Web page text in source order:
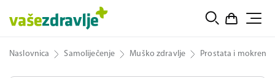
Naslovnica Samoliječenje Muško zdravlje Prostata i mokrenje